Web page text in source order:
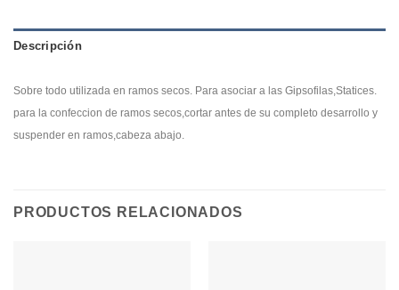
Descripción
Sobre todo utilizada en ramos secos. Para asociar a las Gipsofilas,Statices.
para la confeccion de ramos secos,cortar antes de su completo desarrollo y
suspender en ramos,cabeza abajo.
PRODUCTOS RELACIONADOS